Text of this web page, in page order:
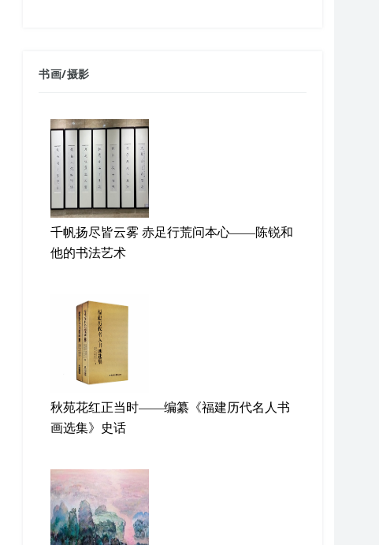
书画/摄影
千帆扬尽皆云雾 赤足行荒问本心——陈锐和
他的书法艺术
秋苑花红正当时——编纂《福建历代名人书
画选集》史话